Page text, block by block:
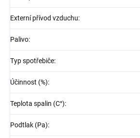
Externí přívod vzduchu:
Palivo:
Typ spotřebiče:
Účinnost (%):
Teplota spalin (C°):
Podtlak (Pa):